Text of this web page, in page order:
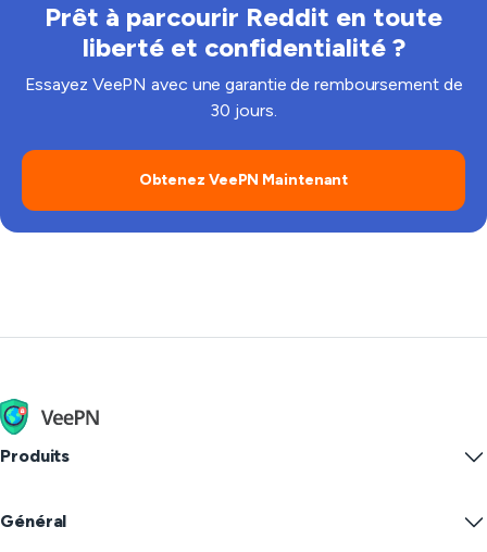
Prêt à parcourir Reddit en toute
liberté et confidentialité ?
Essayez VeePN avec une garantie de remboursement de
30 jours.
Obtenez VeePN Maintenant
Produits
VPN for macOS
Général